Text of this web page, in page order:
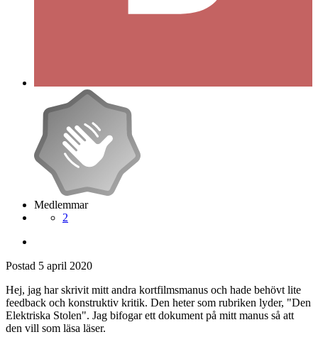
Medlemmar
2
Postad 5 april 2020
Hej, jag har skrivit mitt andra kortfilmsmanus och hade behövt lite
feedback och konstruktiv kritik. Den heter som rubriken lyder, "Den
Elektriska Stolen". Jag bifogar ett dokument på mitt manus så att
den vill som läsa läser.